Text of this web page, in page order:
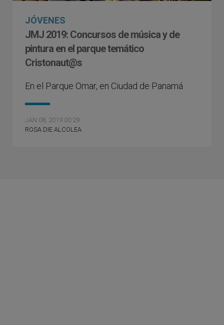
JÓVENES
JMJ 2019: Concursos de música y de
pintura en el parque temático
Cristonaut@s
En el Parque Omar, en Ciudad de Panamá
JAN 08, 2019 00:29
ROSA DIE ALCOLEA